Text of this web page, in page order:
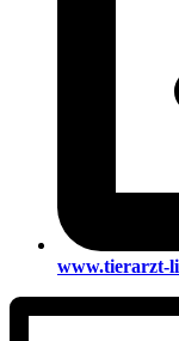
www.tierarzt-